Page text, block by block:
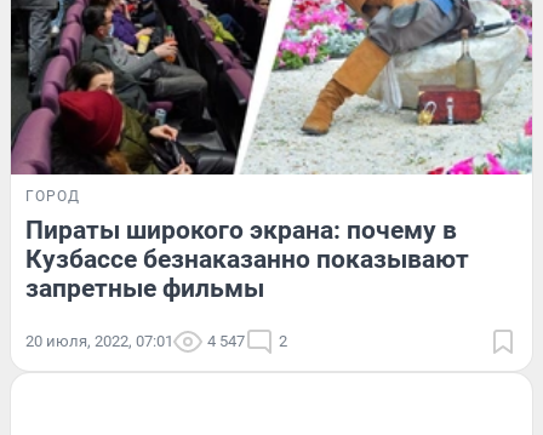
ГОРОД
Пираты широкого экрана: почему в
Кузбассе безнаказанно показывают
запретные фильмы
20 июля, 2022, 07:01 4 547 2